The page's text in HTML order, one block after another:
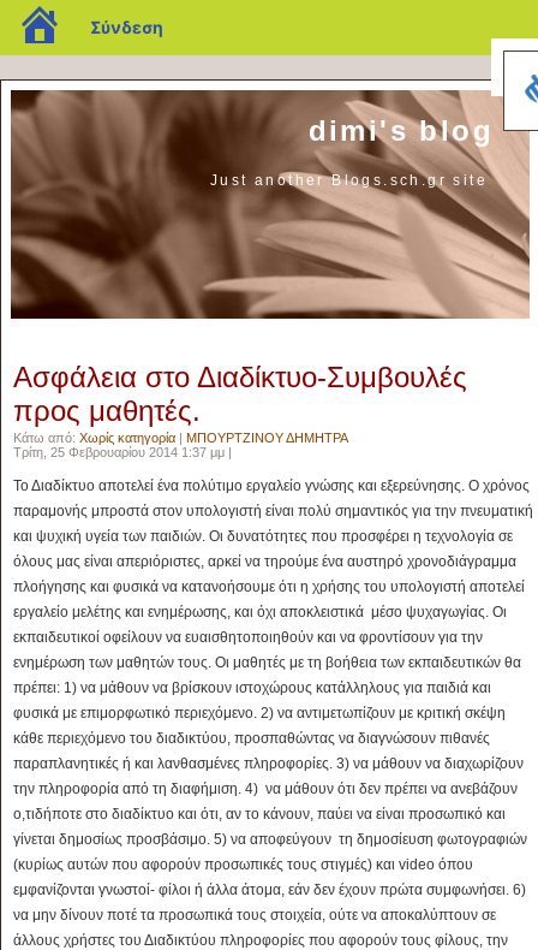
blogs.sch.gr
Σύνδεση
dimi's blog
Just another Blogs.sch.gr site
Ασφάλεια στο Διαδίκτυο-Συμβουλές
προς μαθητές.
Κάτω από: Χωρίς κατηγορία | ΜΠΟΥΡΤΖΙΝΟΥ ΔΗΜΗΤΡΑ
Τρίτη, 25 Φεβρουαρίου 2014 1:37 μμ |
Το Διαδίκτυο αποτελεί ένα πολύτιμο εργαλείο γνώσης και εξερεύνησης. Ο χρόνος
παραμονής μπροστά στον υπολογιστή είναι πολύ σημαντικός για την πνευματική
και ψυχική υγεία των παιδιών. Οι δυνατότητες που προσφέρει η τεχνολογία σε
όλους μας είναι απεριόριστες, αρκεί να τηρούμε ένα αυστηρό χρονοδιάγραμμα
πλοήγησης και φυσικά να κατανοήσουμε ότι η χρήσης του υπολογιστή αποτελεί
εργαλείο μελέτης και ενημέρωσης, και όχι αποκλειστικά μέσο ψυχαγωγίας. Οι
εκπαιδευτικοί οφείλουν να ευαισθητοποιηθούν και να φροντίσουν για την
ενημέρωση των μαθητών τους. Οι μαθητές με τη βοήθεια των εκπαιδευτικών θα
πρέπει: 1) να μάθουν να βρίσκουν ιστοχώρους κατάλληλους για παιδιά και
φυσικά με επιμορφωτικό περιεχόμενο. 2) να αντιμετωπίζουν με κριτική σκέψη
κάθε περιεχόμενο του διαδικτύου, προσπαθώντας να διαγνώσουν πιθανές
παραπλανητικές ή και λανθασμένες πληροφορίες. 3) να μάθουν να διαχωρίζουν
την πληροφορία από τη διαφήμιση. 4) να μάθουν ότι δεν πρέπει να ανεβάζουν
ο,τιδήποτε στο διαδίκτυο και ότι, αν το κάνουν, παύει να είναι προσωπικό και
γίνεται δημοσίως προσβάσιμο. 5) να αποφεύγουν τη δημοσίευση φωτογραφιών
(κυρίως αυτών που αφορούν προσωπικές τους στιγμές) και video όπου
εμφανίζονται γνωστοί- φίλοι ή άλλα άτομα, εάν δεν έχουν πρώτα συμφωνήσει. 6)
να μην δίνουν ποτέ τα προσωπικά τους στοιχεία, ούτε να αποκαλύπτουν σε
άλλους χρήστες του Διαδικτύου πληροφορίες που αφορούν τους φίλους, την